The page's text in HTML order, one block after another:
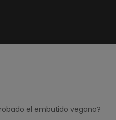
el embutido vegano?